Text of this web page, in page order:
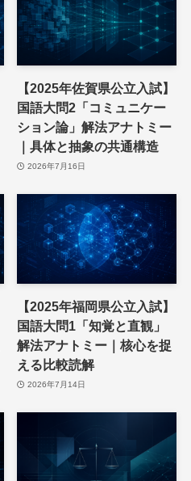
【2025年佐賀県公立入試】
国語大問2「コミュニケー
ション論」解法アナトミー
｜具体と抽象の共通構造
2026年7月16日
【2025年福岡県公立入試】
国語大問1「知覚と直観」
解法アナトミー｜核心を捉
える比較読解
2026年7月14日